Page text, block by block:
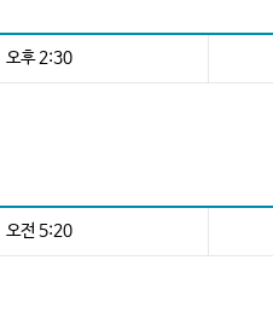
오후 2:30
오전 5:20